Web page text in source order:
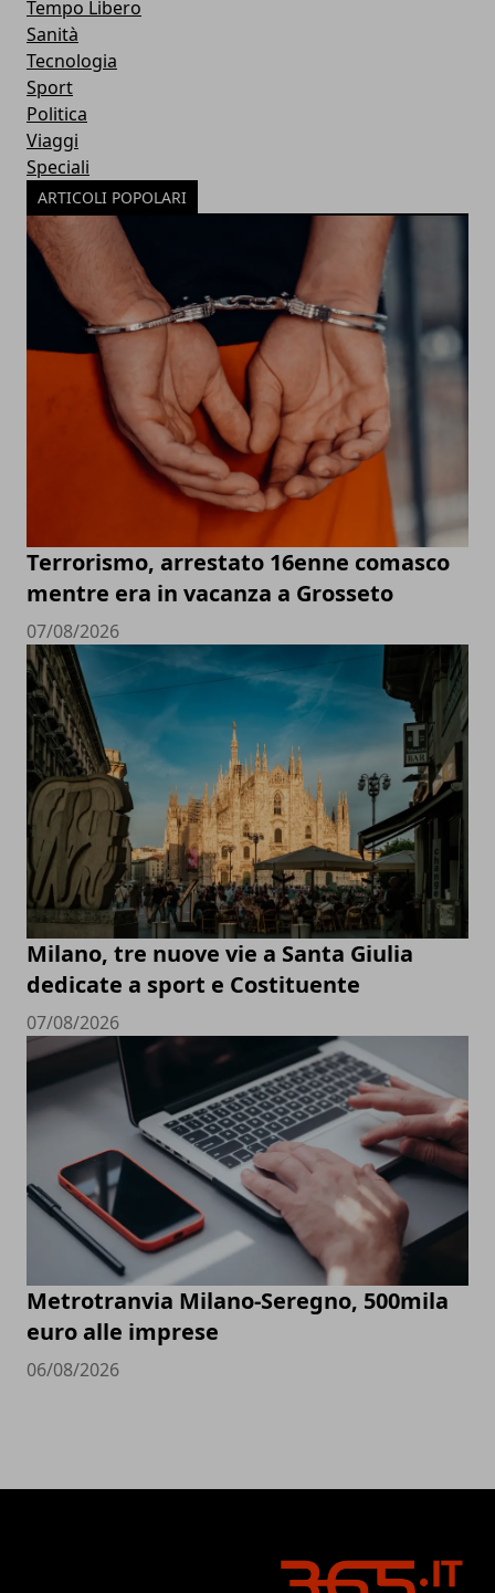
Tempo Libero
Sanità
Tecnologia
Sport
Politica
Viaggi
Speciali
ARTICOLI POPOLARI
Terrorismo, arrestato 16enne comasco
mentre era in vacanza a Grosseto
07/08/2026
Milano, tre nuove vie a Santa Giulia
dedicate a sport e Costituente
07/08/2026
Metrotranvia Milano-Seregno, 500mila
euro alle imprese
06/08/2026